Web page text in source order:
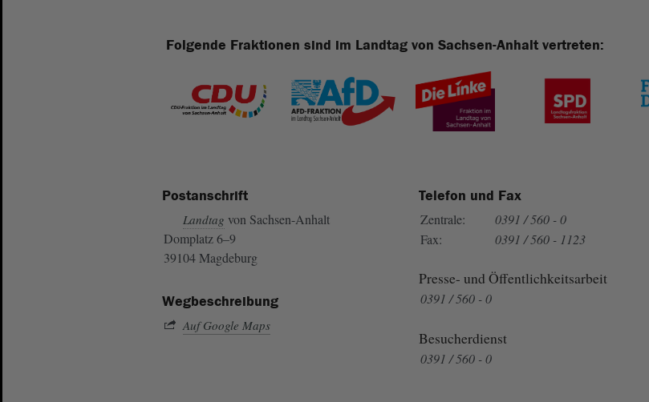
Folgende Fraktionen sind im Landtag von Sachsen-Anhalt vertreten:
Postanschrift
Landtag von Sachsen-Anhalt
Domplatz 6–9
39104 Magdeburg
Wegbeschreibung
Auf Google Maps
Telefon und Fax
Zentrale:
0391 / 560 - 0
Fax:
0391 / 560 - 1123
Presse- und Öffentlichkeitsarbeit
0391 / 560 - 0
Besucherdienst
0391 / 560 - 0